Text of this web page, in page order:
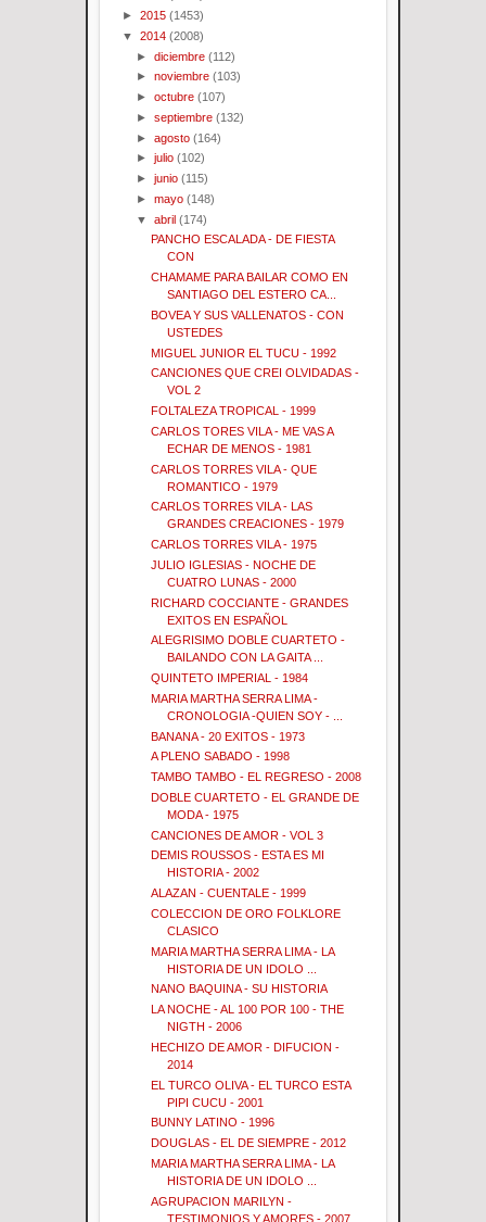
► 2015 (1453)
▼ 2014 (2008)
►diciembre (112)
►noviembre (103)
►octubre (107)
►septiembre (132)
►agosto (164)
►julio (102)
►junio (115)
►mayo (148)
▼abril (174)
PANCHO ESCALADA - DE FIESTA
CON
CHAMAME PARA BAILAR COMO EN
SANTIAGO DEL ESTERO CA...
BOVEA Y SUS VALLENATOS - CON
USTEDES
MIGUEL JUNIOR EL TUCU - 1992
CANCIONES QUE CREI OLVIDADAS -
VOL 2
FOLTALEZA TROPICAL - 1999
CARLOS TORES VILA - ME VAS A
ECHAR DE MENOS - 1981
CARLOS TORRES VILA - QUE
ROMANTICO - 1979
CARLOS TORRES VILA - LAS
GRANDES CREACIONES - 1979
CARLOS TORRES VILA - 1975
JULIO IGLESIAS - NOCHE DE
CUATRO LUNAS - 2000
RICHARD COCCIANTE - GRANDES
EXITOS EN ESPAÑOL
ALEGRISIMO DOBLE CUARTETO -
BAILANDO CON LA GAITA ...
QUINTETO IMPERIAL - 1984
MARIA MARTHA SERRA LIMA -
CRONOLOGIA -QUIEN SOY - ...
BANANA - 20 EXITOS - 1973
A PLENO SABADO - 1998
TAMBO TAMBO - EL REGRESO - 2008
DOBLE CUARTETO - EL GRANDE DE
MODA - 1975
CANCIONES DE AMOR - VOL 3
DEMIS ROUSSOS - ESTA ES MI
HISTORIA - 2002
ALAZAN - CUENTALE - 1999
COLECCION DE ORO FOLKLORE
CLASICO
MARIA MARTHA SERRA LIMA - LA
HISTORIA DE UN IDOLO ...
NANO BAQUINA - SU HISTORIA
LA NOCHE - AL 100 POR 100 - THE
NIGTH - 2006
HECHIZO DE AMOR - DIFUCION -
2014
EL TURCO OLIVA - EL TURCO ESTA
PIPI CUCU - 2001
BUNNY LATINO - 1996
DOUGLAS - EL DE SIEMPRE - 2012
MARIA MARTHA SERRA LIMA - LA
HISTORIA DE UN IDOLO ...
AGRUPACION MARILYN -
TESTIMONIOS Y AMORES - 2007